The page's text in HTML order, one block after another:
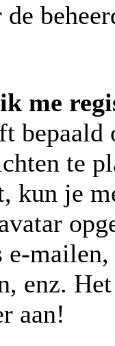
me
te
kun je
e-
enz.
aan!